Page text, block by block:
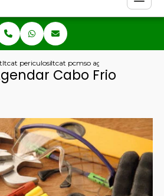
ltcat periculosidadeltcat pcmso agendar cabo frio
Cabo Frio